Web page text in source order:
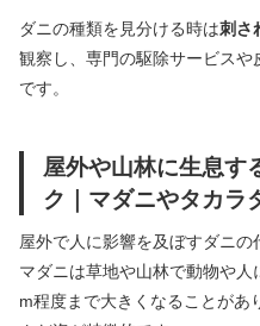
ダニの種類を見分ける時は刺さ
観察し、専門の駆除サービス
です。
屋外や山林に生息す
ク｜マダニやタカラ
屋外で人に影響を及ぼすダニの
マダニは草地や山林で動物や
m程度まで大きくなることがあ